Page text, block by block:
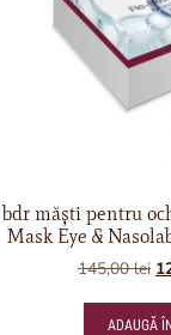
bdr măști pentru
Mask Eye &
145,00lei
ADAUGĂ